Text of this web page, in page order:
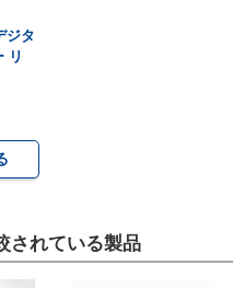
ジタ
リ
されている製品